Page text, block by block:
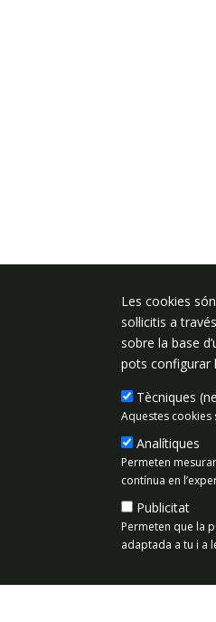
de Mar
Les cookies
sol·licitis a
sobre la base
pots configurar
Tècniques
Aquestes
Analítiques
Permeten
contínua en
Publicitat
Permeten que la
adaptada a tu i a